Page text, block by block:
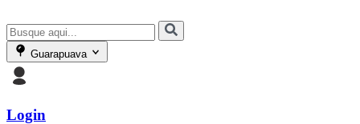
Guarapuava
Login